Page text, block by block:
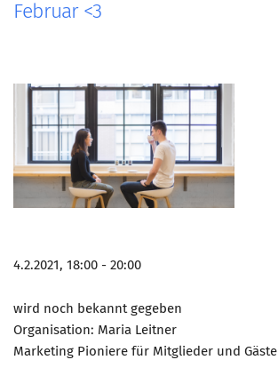
Februar <3
4.2.2021, 18:00 - 20:00
wird noch bekannt gegeben
Organisation: Maria Leitner
Marketing Pioniere für Mitglieder und Gäste